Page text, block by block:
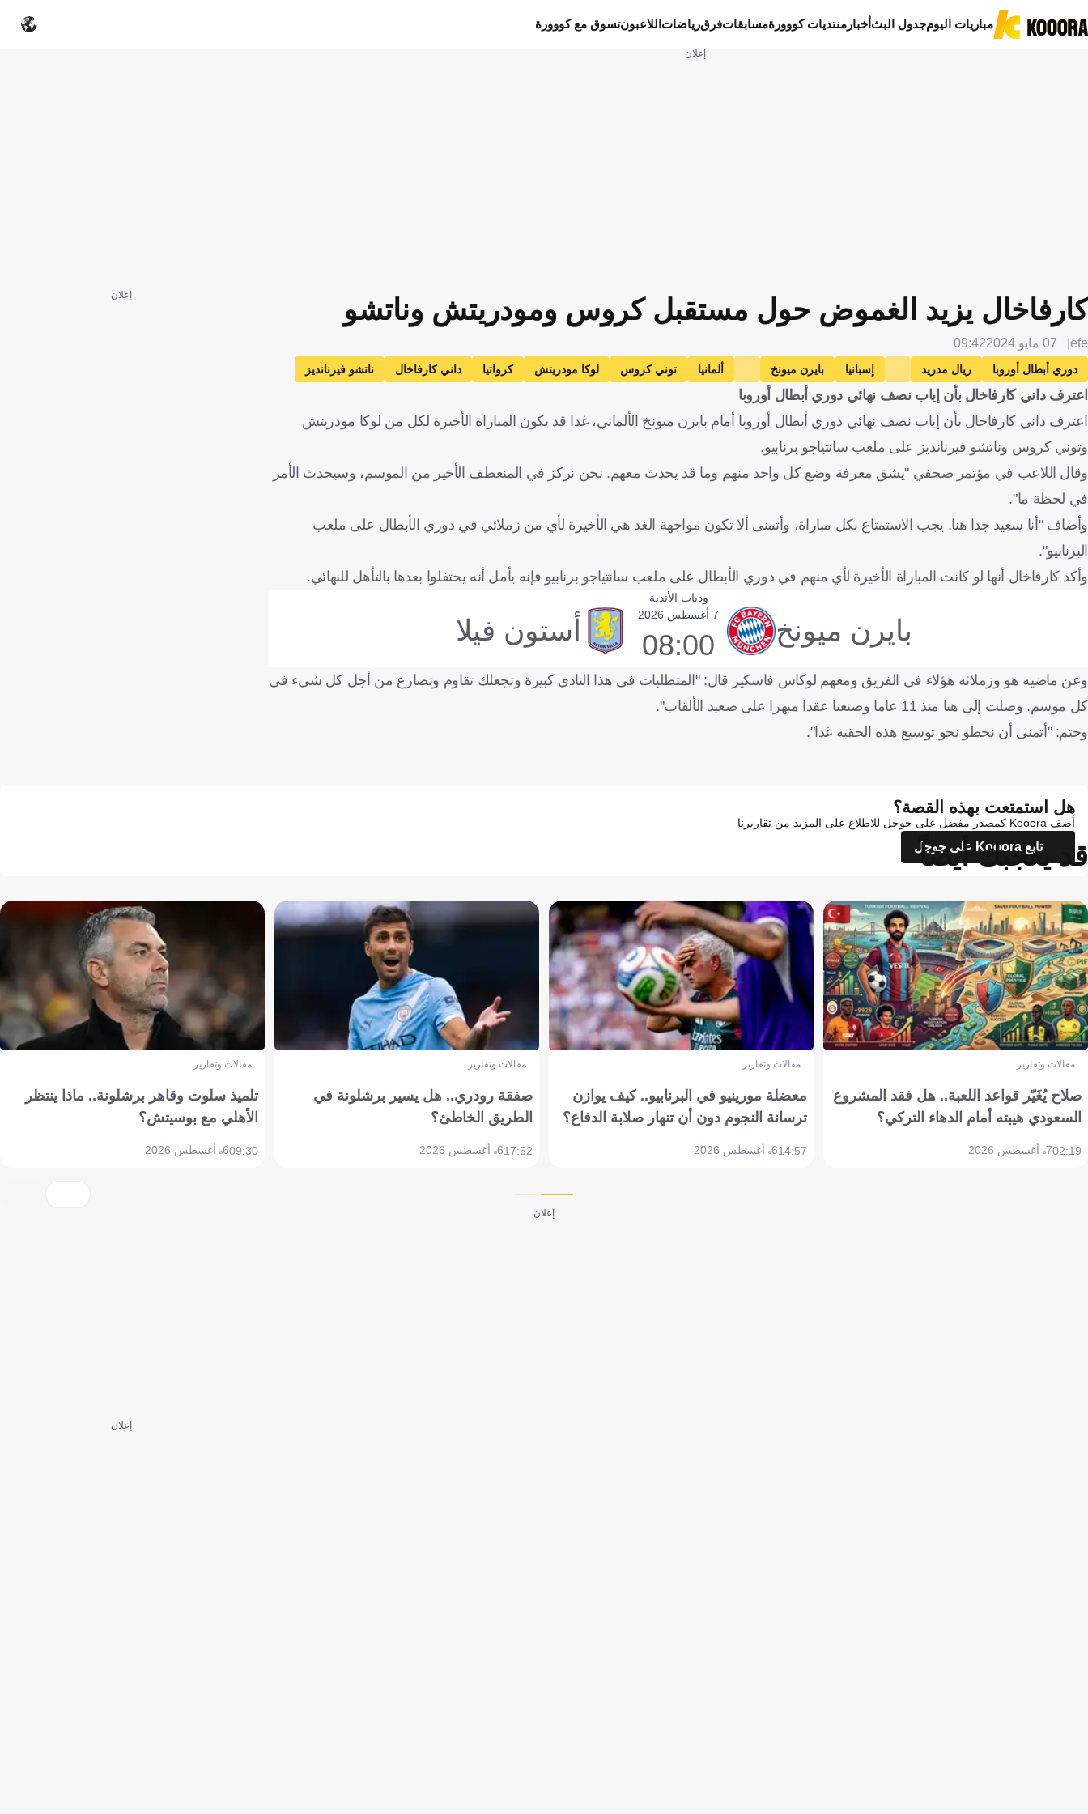
مباريات اليومجدول البثأخبار منتديات كووورةمسابقاتفرقرياضات اللاعبونتسوق مع كووورة
إعلان
كارفاخال يزيد الغموض حول مستقبل كروس ومودريتش وناتشو
efe 07 مايو 2024 09:42
دوري أبطال أوروبا ريال مدريد إسبانيا بايرن ميونخ ألمانيا توني كروس لوكا مودريتش كرواتيا داني كارفاخال
ناتشو فيرنانديز
كرة قدم
اعترف داني كارفاخال بأن إياب نصف نهائي دوري أبطال أوروبا
اعترف داني كارفاخال بأن إياب نصف نهائي دوري أبطال أوروبا أمام بايرن ميونخ الألماني، غدا قد يكون المباراة الأخيرة لكل من لوكا مودريتش
وتوني كروس وناتشو فيرنانديز على ملعب سانتياجو برنابيو.
وقال اللاعب في مؤتمر صحفي "يشق معرفة وضع كل واحد منهم وما قد يحدث معهم. نحن نركز في المنعطف الأخير من الموسم، وسيحدث الأمر
في لحظة ما".
وأضاف "أنا سعيد جدا هنا. يجب الاستمتاع بكل مباراة، وأتمنى ألا تكون مواجهة الغد هي الأخيرة لأي من زملائي في دوري الأبطال على ملعب
البرنابيو".
وأكد كارفاخال أنها لو كانت المباراة الأخيرة لأي منهم في دوري الأبطال على ملعب سانتياجو برنابيو فإنه يأمل أنه يحتفلوا بعدها بالتأهل للنهائي.
وديات الأندية
بايرن ميونخ 7 أغسطس 2026
08:00 أستون فيلا
وعن ماضيه هو وزملائه هؤلاء في الفريق ومعهم لوكاس فاسكيز قال: "المتطلبات في هذا النادي كبيرة وتجعلك تقاوم وتصارع من أجل كل شيء في
كل موسم. وصلت إلى هنا منذ 11 عاما وصنعنا عقدا مبهرا على صعيد الألقاب".
وختم: "أتمنى أن نخطو نحو توسيع هذه الحقبة غدا".
إعلان
هل استمتعت بهذه القصة؟
أضف Kooora كمصدر مفضل على جوجل للاطلاع على المزيد من تقاريرنا
تابع Kooora على جوجل
قد يعجبك أيضاً
مقالات وتقارير
صلاح يُغَيّر قواعد اللعبة.. هل فقد المشروع
السعودي هيبته أمام الدهاء التركي؟
02:197 أغسطس 2026
مقالات وتقارير
معضلة مورينيو في البرنابيو.. كيف يوازن
ترسانة النجوم دون أن تنهار صلابة الدفاع؟
14:576 أغسطس 2026
مقالات وتقارير
صفقة رودري.. هل يسير برشلونة في
الطريق الخاطئ؟
17:526 أغسطس 2026
مقالات وتقارير
تلميذ سلوت وقاهر برشلونة.. ماذا ينتظر
الأهلي مع بوسيتش؟
09:306 أغسطس 2026
إعلان
إعلان